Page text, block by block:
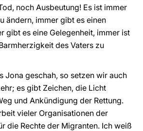
noch Ausbeutung! Es ist immer
ändern, immer gibt es einen
gibt es eine Gelegenheit, immer ist
des Vaters zu
Jona geschah, so setzen wir auch
es gibt Zeichen, die Licht
und Ankündigung der Rettung.
vieler Organisationen der
die Rechte der Migranten. Ich weiß